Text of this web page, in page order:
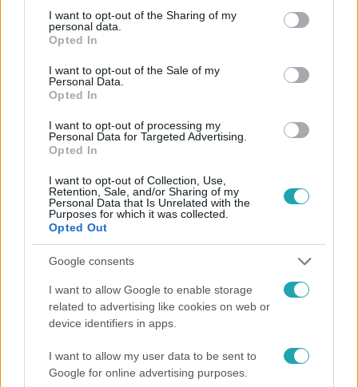
not limited to your visit or usage behaviour. You may click to
grant or deny consent to Google and its third-party tags to
use your data for below specified purposes in below Google
consent section.
I want to opt-out of the Sharing of my
personal data.
Opted In
I want to opt-out of the Sale of my
Personal Data.
Opted In
I want to opt-out of processing my
Personal Data for Targeted Advertising.
Opted In
I want to opt-out of Collection, Use,
Retention, Sale, and/or Sharing of my
Personal Data that Is Unrelated with the
Purposes for which it was collected.
Opted Out
Google consents
I want to allow Google to enable storage
related to advertising like cookies on web or
device identifiers in apps.
I want to allow my user data to be sent to
Google for online advertising purposes.
HÍRADÓ #
TANÉVKEZDÉS #GAZDASÁG #CSALÁDI PÓTLÉK
L. RITÓK NÓRA #BEISKOLÁZÁS #
Népszerű